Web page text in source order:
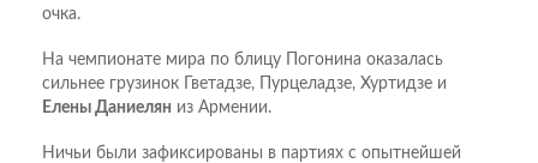
очка.
На чемпионате мира по блицу Погонина оказалась
сильнее грузинок Гветадзе, Пурцеладзе, Хуртидзе и
Елены Даниелян из Армении.
Ничьи были зафиксированы в партиях с опытнейшей